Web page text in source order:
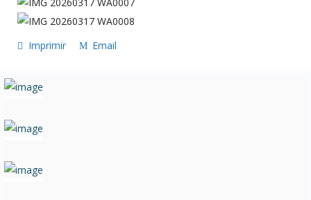
Imprimir Email